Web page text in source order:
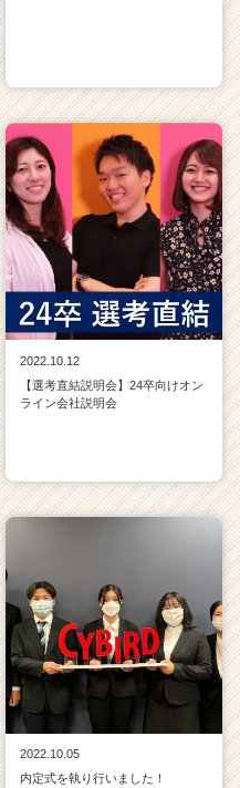
2022.10.12
【選考直結説明会】24卒向けオン
ライン会社説明会
2022.10.05
内定式を執り行いました！